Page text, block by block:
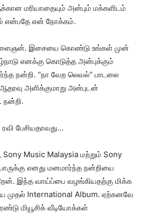
மரியாதையும் அன்பும் மக்களிடம்
என்பதே என் நோக்கம்.
இசையை கொண்டு உங்கள் முன்
எனக்கு கொடுத்த அன்புக்கும்
நன்றி. “நா வேற லெவல்” பாடலை
அளிக்குமாறு அன்புடன்
நன்றி.
பேசியதாவது…
Sony Music Malaysia மற்றும் Sony
எனது மனமார்ந்த நன்றியை
இந்த வாய்ப்பை வழங்கியதற்கு மிக்க
முதல் International Album. ஏற்கனவே
மியூசிக் வீடியோக்கள்